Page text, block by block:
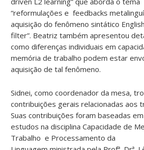
“reformulações e feedbacks
aquisição do fenômeno sintático
filter”. Beatriz também apresentou
como diferenças individuais em
memória de trabalho podem estar
aquisição de tal fenômeno.
Sidnei, como coordenador da mesa,
contribuições gerais relacionadas aos
Suas contribuições foram baseadas
estudos na disciplina Capacidade de
Trabalho e Processamento da